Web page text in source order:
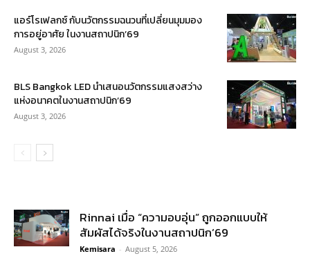
แอร์โรเฟลกซ์ กับนวัตกรรมฉนวนที่เปลี่ยนมุมมอง
การอยู่อาศัย ในงานสถาปนิก’69
August 3, 2026
BLS Bangkok LED นำเสนอนวัตกรรมแสงสว่าง
แห่งอนาคตในงานสถาปนิก’69
August 3, 2026
Rinnai เมื่อ “ความอบอุ่น” ถูกออกแบบให้
สัมผัสได้จริงในงานสถาปนิก’69
Kemisara - August 5, 2026